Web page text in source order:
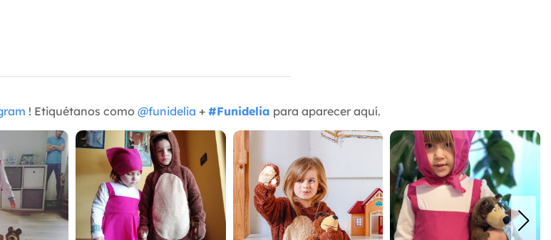
! Etiquétanos como @funidelia + #Funidelia para aparecer aquí.